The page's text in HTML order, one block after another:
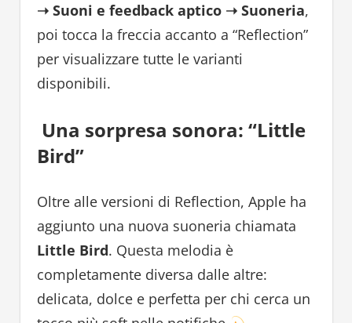
➝ Suoni e feedback aptico ➝ Suoneria,
poi tocca la freccia accanto a “Reflection”
per visualizzare tutte le varianti
disponibili.
Una sorpresa sonora: “Little
Bird”
Oltre alle versioni di Reflection, Apple ha
aggiunto una nuova suoneria chiamata
Little Bird. Questa melodia è
completamente diversa dalle altre:
delicata, dolce e perfetta per chi cerca un